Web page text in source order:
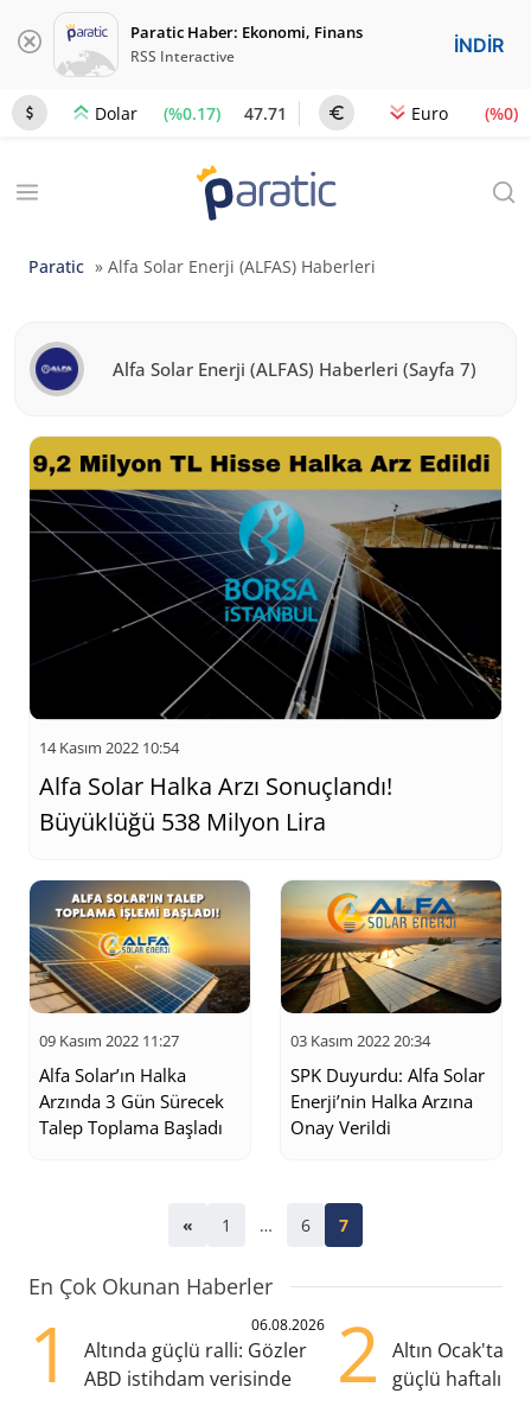
Paratic Haber: Ekonomi, Finans
RSS Interactive İNDİR
Dolar (%0.17) 47.71 Euro (%0)
Paratic » Alfa Solar Enerji (ALFAS) Haberleri
Alfa Solar Enerji (ALFAS) Haberleri(Sayfa 7)
14 Kasım 2022 10:54
Alfa Solar Halka Arzı Sonuçlandı!
Büyüklüğü 538 Milyon Lira
09 Kasım 2022 11:27
Alfa Solar’ın Halka
Arzında 3 Gün Sürecek
Talep Toplama Başladı
03 Kasım 2022 20:34
SPK Duyurdu: Alfa Solar
Enerji’nin Halka Arzına
Onay Verildi
« 1 … 6 7
En Çok Okunan Haberler
1 06.08.2026
Altında güçlü ralli: Gözler
ABD istihdam verisinde
2
Altın Ocak'tan
güçlü haftalık